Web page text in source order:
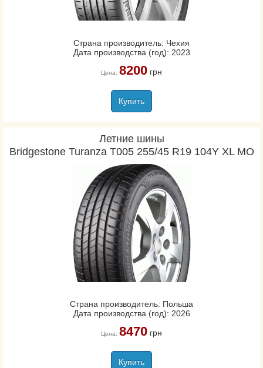
Страна производитель: Чехия
Дата производства (год): 2023
Цена: 8200грн
Купить
Летние шины
Bridgestone Turanza T005 255/45 R19 104Y XL MO
Страна производитель: Польша
Дата производства (год): 2026
Цена: 8470грн
Купить